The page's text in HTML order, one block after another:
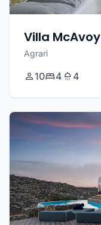
Villa McAvoy
Agrari
10 4 4